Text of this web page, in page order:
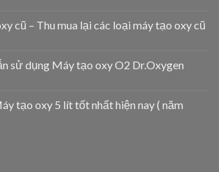
cũ – Thu mua lại các loại máy tạo oxy cũ
sử dụng Máy tạo oxy O2 Dr.Oxygen
tạo oxy 5 lít tốt nhất hiện nay ( năm